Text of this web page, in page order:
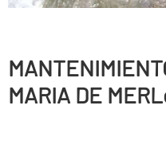
MARIA DE